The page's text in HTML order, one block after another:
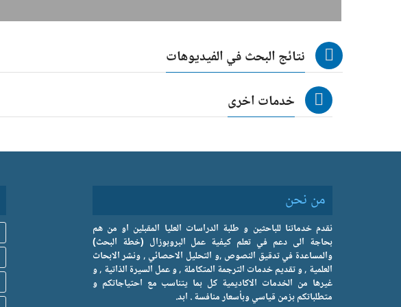
نتائج البحث في الفيديوهات
خدمات اخرى
من نحن
نقدم خدماتنا للباحثين و طلبة الدراسات العليا المقبلين او من هم
بحاجة الى دعم في تعلم كيفية عمل البروبوزال (خطة البحث)
والمساعدة في تدقيق النصوص ,و التحليل الاحصائي , ونشر الابحاث
العلمية , و تقديم خدمات الترجمة المتكاملة , و عمل السيرة الذاتية , و
غيرها من الخدمات الاكاديمية كل بما يتناسب مع احتياجاتكم و
متطلباتكم بزمن قياسي وبأسعار منافسة . ابد.